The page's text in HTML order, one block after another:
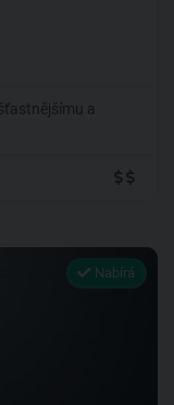
a
Nabírá